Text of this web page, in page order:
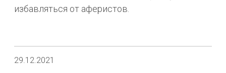
избавляться от аферистов.
29.12.2021